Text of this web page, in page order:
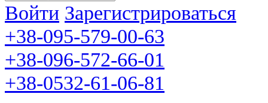
Войти Зарегистрироваться
+38-095-579-00-63
+38-096-572-66-01
+38-0532-61-06-81